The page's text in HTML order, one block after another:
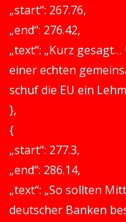
„start“: 267.76,
„end“: 276.42,
„text“: „Kurz
einer echten
schuf die EU ein
},
{
„start“: 277.3,
„end“: 286.14,
„text“: „So sollten
deutscher Banken